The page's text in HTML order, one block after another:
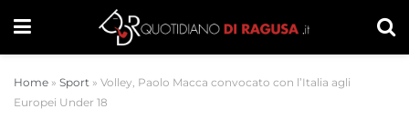
Home » Sport » Volley, Paolo Macca convocato con l’Italia agli
Europei Under 18